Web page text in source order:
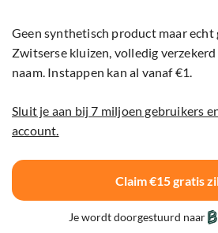
Geen synthetisch product maar echt
Zwitserse kluizen, volledig
naam. Instappen kan al vanaf €1.
Sluit je aan bij 7 miljoen gebruikers
account.
Claim €15 gratis
Je wordt doorgestuurd naar